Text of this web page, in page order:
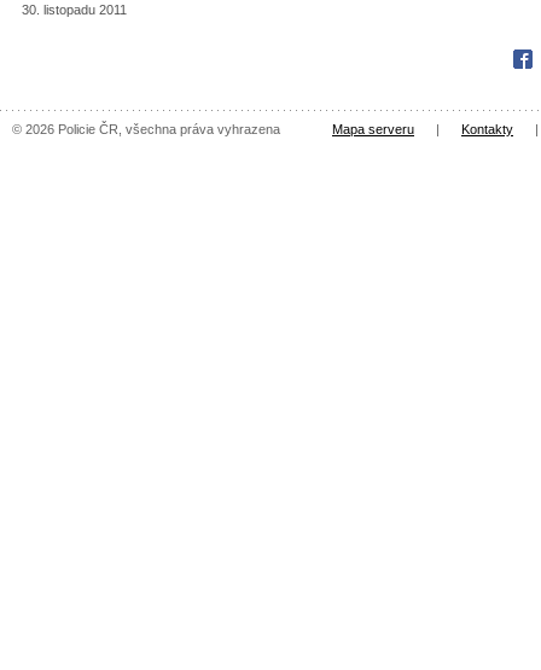
30. listopadu 2011
© 2026 Policie ČR, všechna práva vyhrazena Mapa serveru Kontakty